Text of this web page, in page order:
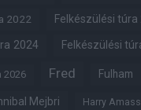
2022 Felkészülési túra
2024 Felkészülési
2026 Fred Fulham
Mejbri Harry Amass